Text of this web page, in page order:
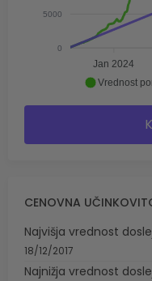
5000
0
Jan 2024
Vrednost
CENOVNA
Najvišja vrednost
18/12/2017
Najnižja vrednost